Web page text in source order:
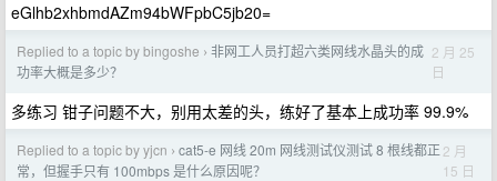
eGlhb2xhbmdAZm94bWFpbC5jb20=
Replied to a topic by bingoshe › 非网工人员打超六类网线水晶头的成
功率大概是多少？
2 月 25
日
多练习 钳子问题不大，别用太差的头，练好了基本上成功率 99.9%
Replied to a topic by yjcn › cat5-e 网线 20m 网线测试仪测试 8 根线都正
常，但握手只有 100mbps 是什么原因呢？
2 月
15 日